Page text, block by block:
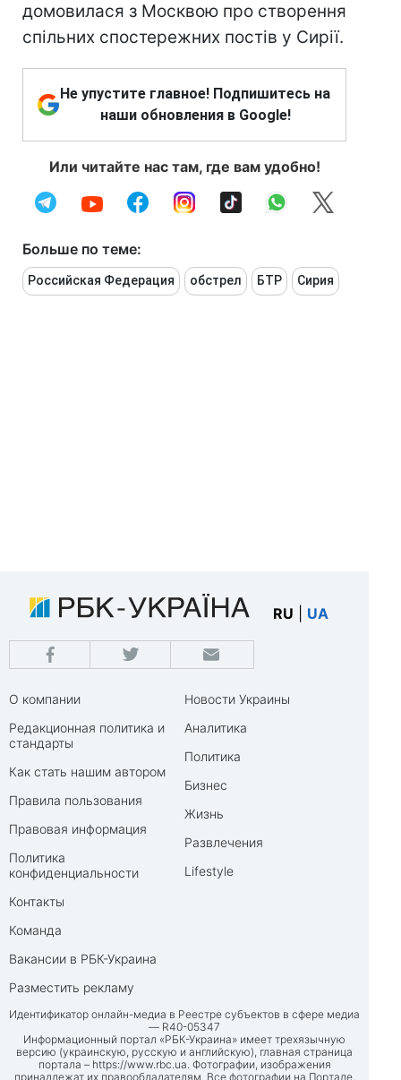
домовилася з Москвою про створення
спільних спостережних постів у Сирії.
Не упустите главное! Подпишитесь на
наши обновления в Google!
Или читайте нас там, где вам удобно!
Больше по теме:
Российская Федерация обстрел БТР Сирия
RU UA
О компании
Редакционная политика и
стандарты
Как стать нашим автором
Правила пользования
Правовая информация
Политика
конфиденциальности
Контакты
Команда
Вакансии в РБК-Украина
Разместить рекламу
Новости Украины
Аналитика
Политика
Бизнес
Жизнь
Развлечения
Lifestyle
Идентификатор онлайн-медиа в Реестре субъектов в сфере медиа
— R40-05347
Информационный портал «РБК-Украина» имеет трехязычную
версию (украинскую, русскую и английскую), главная страница
портала – https://www.rbc.ua. Фотографии, изображения
принадлежат их правообладателям. Все фотографии на Портале,